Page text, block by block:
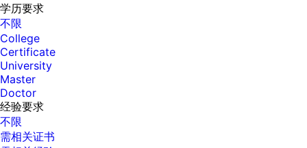
学历要求
不限
College
Certificate
University
Master
Doctor
经验要求
不限
需相关证书